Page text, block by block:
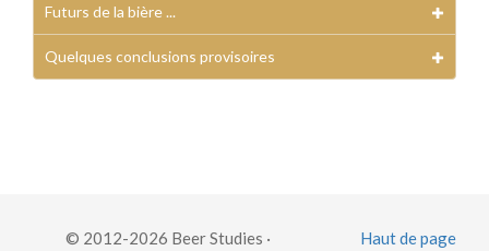
Futurs de la bière ...
Quelques conclusions provisoires
Haut de page
© 2012-2026 Beer Studies ·